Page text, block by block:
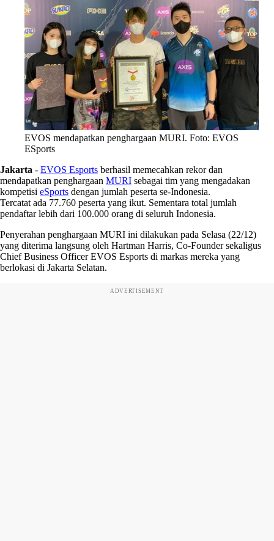
EVOS mendapatkan penghargaan MURI. Foto: EVOS
ESports
Jakarta - EVOS Esports berhasil memecahkan rekor dan
mendapatkan penghargaan MURI sebagai tim yang mengadakan
kompetisi eSports dengan jumlah peserta se-Indonesia.
Tercatat ada 77.760 peserta yang ikut. Sementara total jumlah
pendaftar lebih dari 100.000 orang di seluruh Indonesia.
Penyerahan penghargaan MURI ini dilakukan pada Selasa (22/12)
yang diterima langsung oleh Hartman Harris, Co-Founder sekaligus
Chief Business Officer EVOS Esports di markas mereka yang
berlokasi di Jakarta Selatan.
ADVERTISEMENT